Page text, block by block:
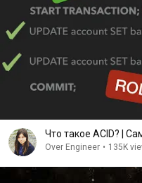
Что такое ACID? |
Over Engineer • 135K